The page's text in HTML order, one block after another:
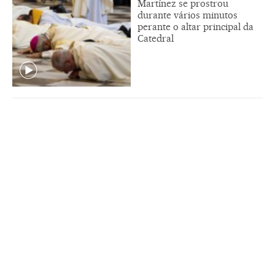
Martínez se prostrou
durante vários minutos
perante o altar principal da
Catedral